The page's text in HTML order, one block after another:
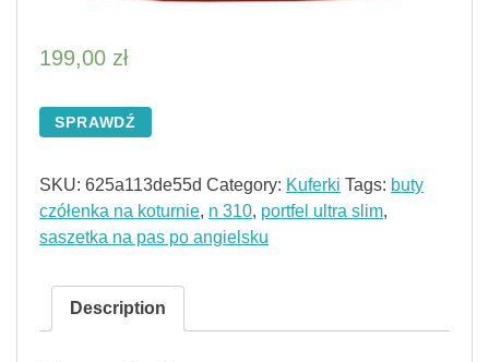
199,00 zł
SPRAWDŹ
SKU: 625a113de55d Category: Kuferki Tags: buty
czółenka na koturnie, n 310, portfel ultra slim,
saszetka na pas po angielsku
Description